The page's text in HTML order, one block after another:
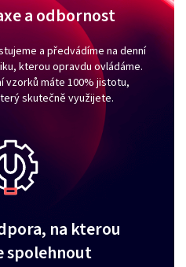
a odbornost
a předvádíme na denní
kterou opravdu ovládáme.
vzorků máte 100% jistotu,
skutečně využijete.
na kterou
spolehnout